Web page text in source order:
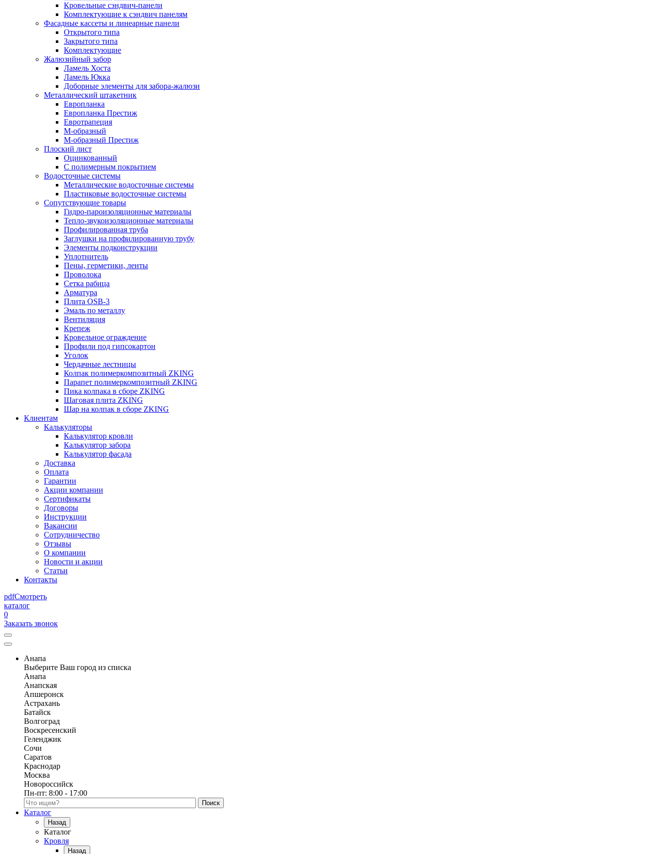
Кровельные сэндвич-панели
Комплектующие к сэндвич панелям
Фасадные кассеты и линеарные панели
Открытого типа
Закрытого типа
Комплектующие
Жалюзийный забор
Ламель Хоста
Ламель Юкка
Доборные элементы для забора-жалюзи
Металлический штакетник
Европланка
Европланка Престиж
Евротрапеция
М-образный
М-образный Престиж
Плоский лист
Оцинкованный
С полимерным покрытием
Водосточные системы
Металлические водосточные системы
Пластиковые водосточные системы
Сопутствующие товары
Гидро-пароизоляционные материалы
Тепло-звукоизоляционные материалы
Профилированная труба
Заглушки на профилированную трубу
Элементы подконструкции
Уплотнитель
Пены, герметики, ленты
Проволока
Сетка рабица
Арматура
Плита OSB-3
Эмаль по металлу
Вентиляция
Крепеж
Кровельное ограждение
Профили под гипсокартон
Уголок
Чердачные лестницы
Колпак полимеркомпозитный ZKING
Парапет полимеркомпозитный ZKING
Пика колпака в сборе ZKING
Шаговая плита ZKING
Шар на колпак в сборе ZKING
Клиентам
Калькуляторы
Калькулятор кровли
Калькулятор забора
Калькулятор фасада
Доставка
Оплата
Гарантии
Акции компании
Сертификаты
Договоры
Инструкции
Вакансии
Сотрудничество
Отзывы
О компании
Новости и акции
Статьи
Контакты
pdfСмотреть
каталог
0
Заказать звонок
Анапа
Выберите Ваш город из списка
Анапа
Анапская
Апшеронск
Астрахань
Батайск
Волгоград
Воскресенский
Геленджик
Сочи
Саратов
Краснодар
Москва
Новороссийск
Пн-пт: 8:00 - 17:00
Поиск по каталогу
Каталог
Назад
Каталог
Кровля
Назад